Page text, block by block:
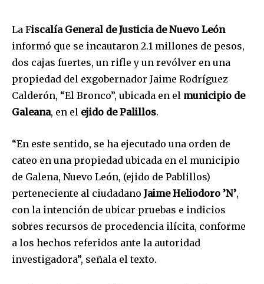
La Fiscalía General de Justicia de Nuevo León
informó que se incautaron 2.1 millones de pesos,
dos cajas fuertes, un rifle y un revólver en una
propiedad del exgobernador Jaime Rodríguez
Calderón, “El Bronco”, ubicada en el municipio de
Galeana, en el ejido de Palillos.
“En este sentido, se ha ejecutado una orden de
cateo en una propiedad ubicada en el municipio
de Galena, Nuevo León, (ejido de Pablillos)
perteneciente al ciudadano Jaime Heliodoro ’N’,
con la intención de ubicar pruebas e indicios
sobres recursos de procedencia ilícita, conforme
a los hechos referidos ante la autoridad
investigadora”, señala el texto.